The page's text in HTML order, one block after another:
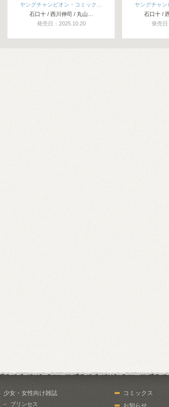
ヤングチャンピオン・コミック…
石口十 / 西川伸司 / 丸山…
発売日：2025.10.20
ヤングチャン
石口十 /
発売日
少女・女性向け雑誌
プリンセス
コミックス
お知らせ